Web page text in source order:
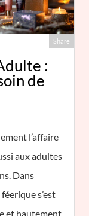
Share
:
de
l’affaire
aux adultes
Dans
s’est
et hautement